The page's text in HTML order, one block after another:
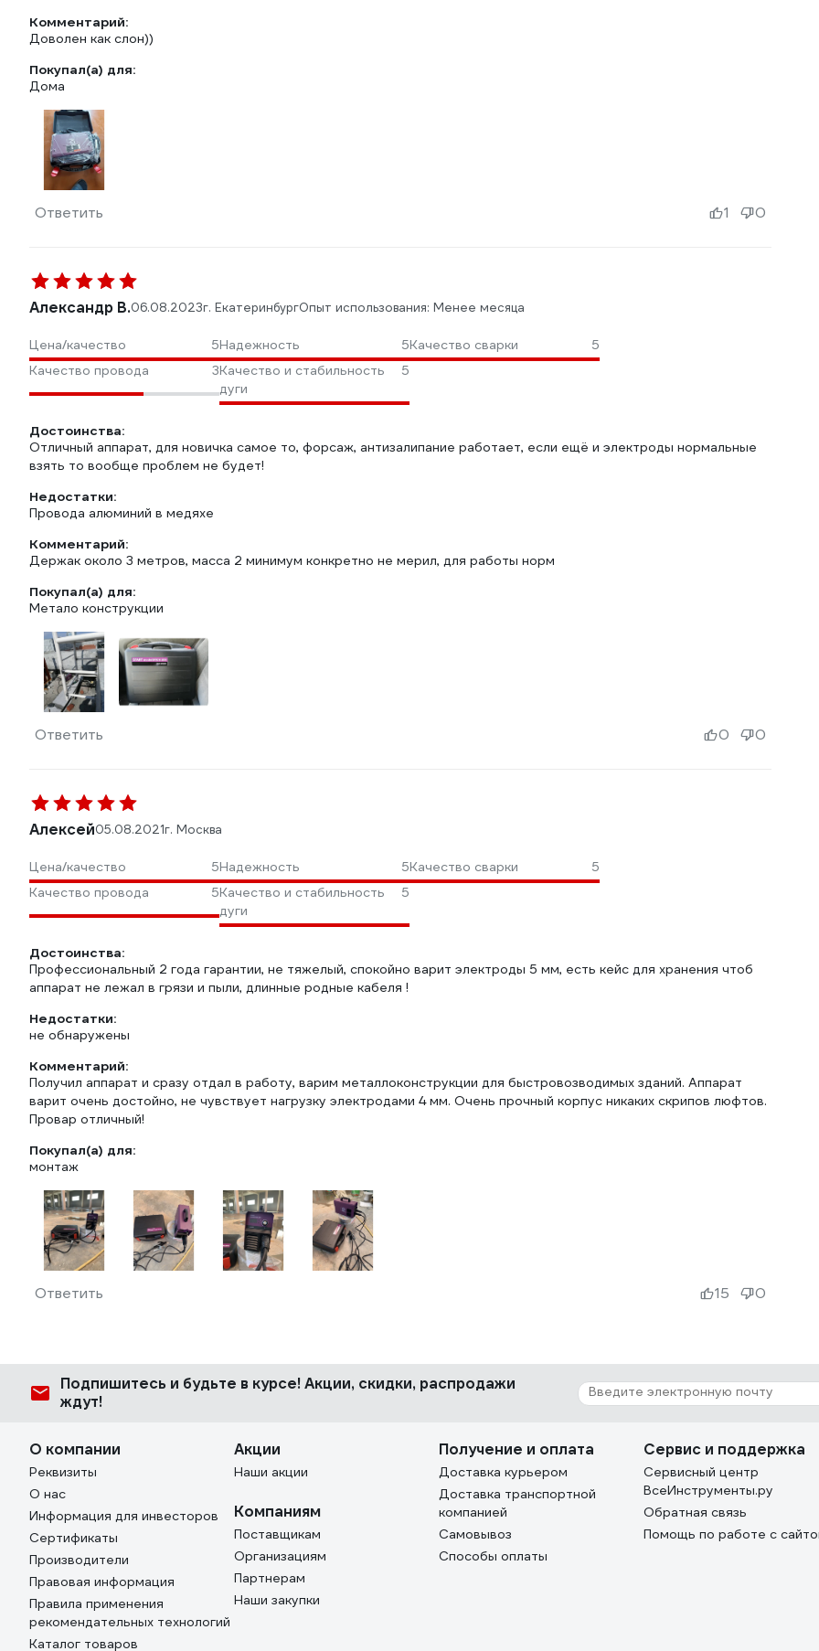
Комментарий:
Доволен как слон))
Покупал(а) для:
Дома
Ответить 1 0
Александр В.06.08.2023г. ЕкатеринбургОпыт использования: Менее месяца
Цена/качество 5Надежность 5Качество сварки
5
Качество провода
3Качество и стабильность
дуги
5
Достоинства:
Отличный аппарат, для новичка самое то, форсаж, антизалипание работает, если ещё и электроды нормальные
взять то вообще проблем не будет!
Недостатки:
Провода алюминий в медяхе
Комментарий:
Держак около 3 метров, масса 2 минимум конкретно не мерил, для работы норм
Покупал(а) для:
Метало конструкции
Ответить 0 0
Алексей05.08.2021г. Москва
Цена/качество 5Надежность 5Качество сварки
5
Качество провода
5Качество и стабильность
дуги
5
Достоинства:
Профессиональный 2 года гарантии, не тяжелый, спокойно варит электроды 5 мм, есть кейс для хранения чтоб
аппарат не лежал в грязи и пыли, длинные родные кабеля !
Недостатки:
не обнаружены
Комментарий:
Получил аппарат и сразу отдал в работу, варим металлоконструкции для быстровозводимых зданий. Аппарат
варит очень достойно, не чувствует нагрузку электродами 4 мм. Очень прочный корпус никаких скрипов люфтов.
Провар отличный!
Покупал(а) для:
монтаж
Ответить 15 0
Подпишитесь и будьте в курсе! Акции, скидки, распродажи
ждут!
О компании
Реквизиты
О нас
Информация для инвесторов
Сертификаты
Производители
Правовая информация
Правила применения
рекомендательных технологий
Каталог товаров
Акции
Наши акции
Компаниям
Поставщикам
Организациям
Партнерам
Наши закупки
Получение и оплата
Доставка курьером
Доставка транспортной
компанией
Самовывоз
Способы оплаты
Сервис и поддержка
Сервисный центр
ВсеИнструменты.ру
Обратная связь
Помощь по работе с